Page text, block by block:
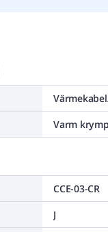
Varm
CCE-03-CR
J